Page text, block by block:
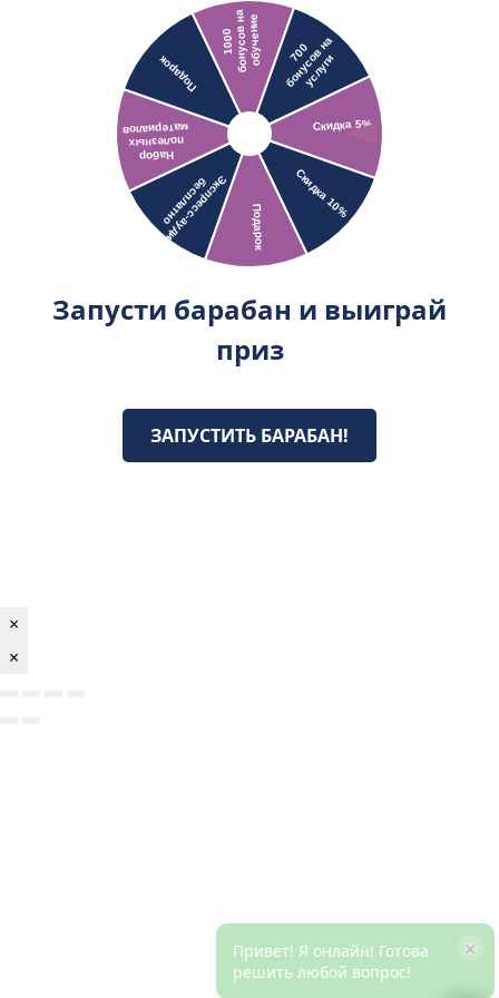
Запусти барабан и выиграй
приз
ЗАПУСТИТЬ БАРАБАН!
×
×
решить любой вопрос!
×